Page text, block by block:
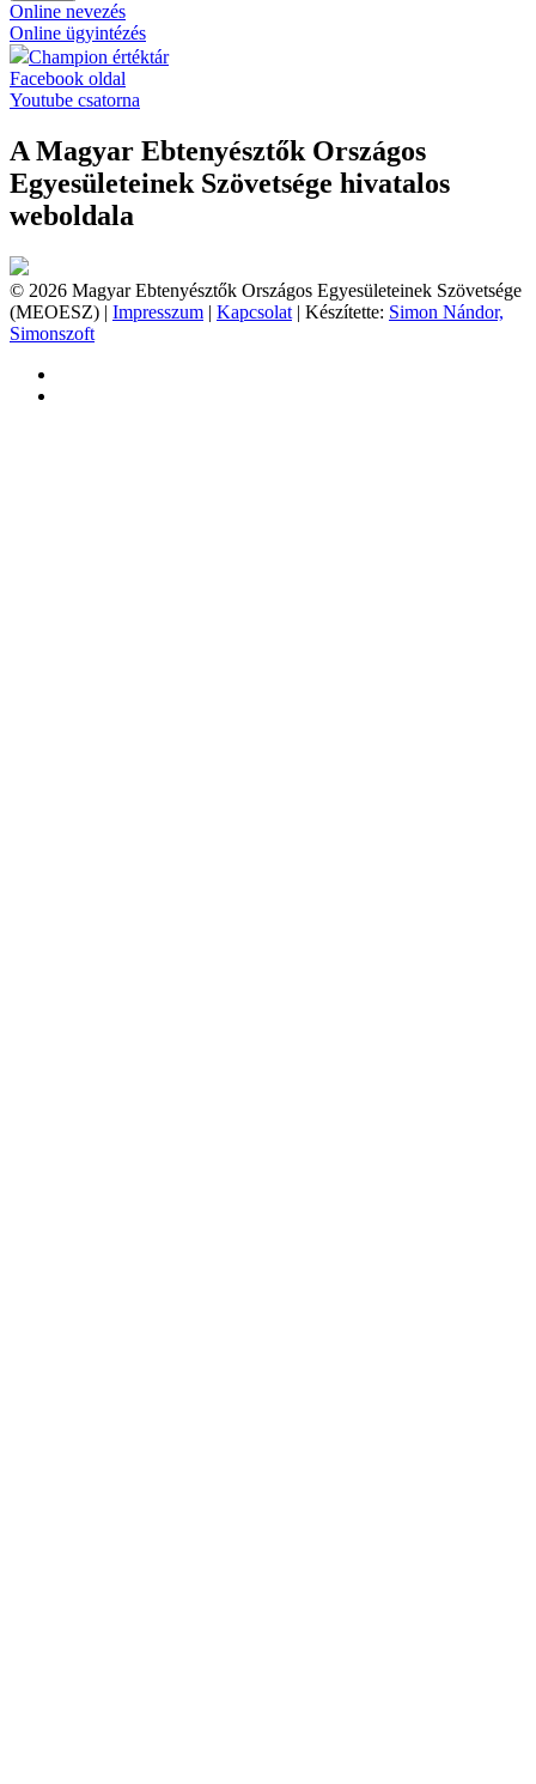
Online nevezés
Online ügyintézés
Champion értéktár
Facebook oldal
Youtube csatorna
A Magyar Ebtenyésztők Országos
Egyesületeinek Szövetsége hivatalos
weboldala
© 2026 Magyar Ebtenyésztők Országos Egyesületeinek Szövetsége
(MEOESZ) | Impresszum | Kapcsolat | Készítette: Simon Nándor,
Simonszoft